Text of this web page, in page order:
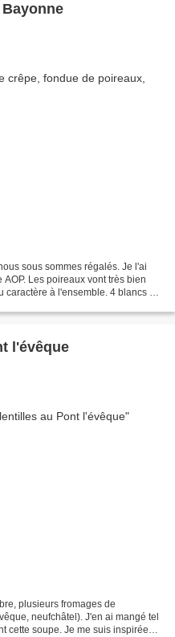
sous sommes régalés. Je l'ai
Les poireaux vont très bien
à l'ensemble. 4 blancs de
l'évêque
plusieurs fromages de
neufchâtel). J'en ai mangé tel
cette soupe. Je me suis inspirée